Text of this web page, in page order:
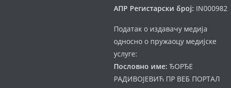
АПР Регистарски број: IN000982
Податак о издавачу медија
односно о пружаоцу медијске
услуге:
Пословно име: ЂОРЂЕ
РАДИВОЈЕВИЋ ПР ВЕБ ПОРТАЛ